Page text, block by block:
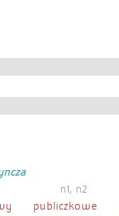
n1, n2
publiczkowe